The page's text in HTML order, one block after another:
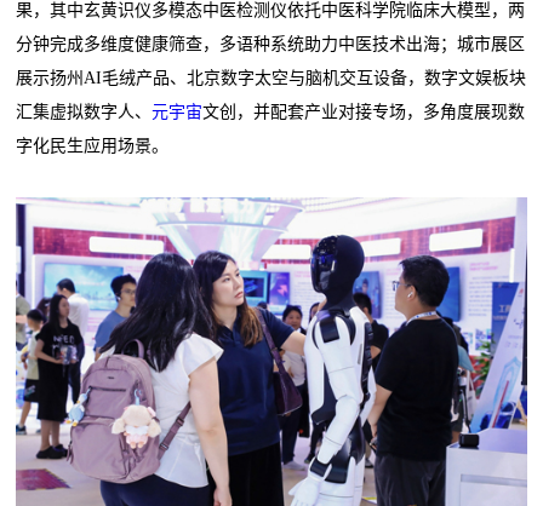
果，其中玄黄识仪多模态中医检测仪依托中医科学院临床大模型，两
分钟完成多维度健康筛查，多语种系统助力中医技术出海；城市展区
展示扬州AI毛绒产品、北京数字太空与脑机交互设备，数字文娱板块
汇集虚拟数字人、元宇宙文创，并配套产业对接专场，多角度展现数
字化民生应用场景。